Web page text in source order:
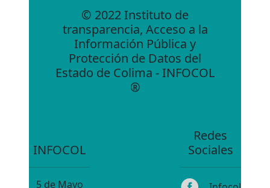
© 2022 Instituto de
transparencia, Acceso a la
Información Pública y
Protección de Datos del
Estado de Colima - INFOCOL
®
INFOCOL
5 de Mayo
Redes
Sociales